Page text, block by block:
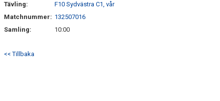
Tävling:
F10 Sydvästra C1, vår
Matchnummer: 132507016
Samling:
10:00
<< Tillbaka